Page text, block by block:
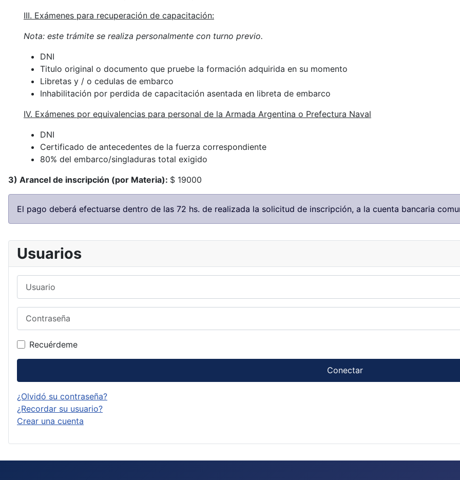
III. Exámenes para recuperación de capacitación:
Nota: este trámite se realiza personalmente con turno previo.
DNI
Titulo original o documento que pruebe la formación adquirida en su momento
Libretas y / o cedulas de embarco
Inhabilitación por perdida de capacitación asentada en libreta de embarco
IV. Exámenes por equivalencias para personal de la Armada Argentina o Prefectura Naval
DNI
Certificado de antecedentes de la fuerza correspondiente
80% del embarco/singladuras total exigido
3) Arancel de inscripción (por Materia): $ 19000
El pago deberá efectuarse dentro de las 72 hs. de realizada la solicitud de inscripción, a la cuenta bancaria
Usuarios
Recuérdeme
Conectar
¿Olvidó su contraseña?
¿Recordar su usuario?
Crear una cuenta